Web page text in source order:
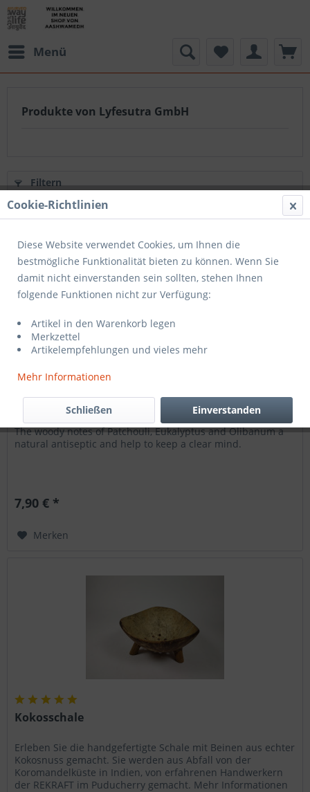
Menü
Produkte von Lyfesutra GmbH
Filtern
Mandala Kerze - Blessing
The woody notes of Patchouli, Eukalyptus and Olibanum a
natural antiseptic and help to keep a clear mind.
7,90 € *
Merken
Kokosschale
Erleben Sie die handgefertigte Schale mit Beinen aus echter
Kokosnuss gemacht. Sie werden aus Abfall von der
Koromandelküste in Indien, von erfahrenen Handwerkern
der REKRAFT im Puducherry gemacht. Mehr Informationen
Cookie-Richtlinien
Diese Website verwendet Cookies, um Ihnen die
bestmögliche Funktionalität bieten zu können. Wenn Sie
damit nicht einverstanden sein sollten, stehen Ihnen
folgende Funktionen nicht zur Verfügung:
Artikel in den Warenkorb legen
Merkzettel
Artikelempfehlungen und vieles mehr
Mehr Informationen
Einverstanden
Schließen